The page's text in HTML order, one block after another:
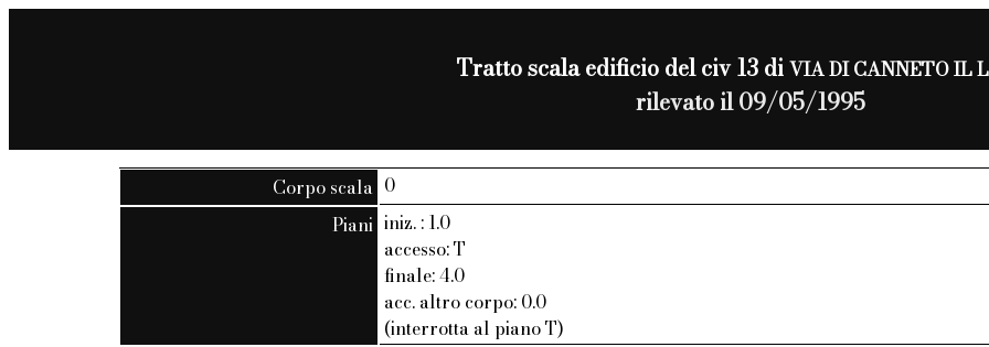
Tratto scala edificio del civ 13 diVIA DI CANNETO IL
rilevato il 09/05/1995
Corpo scala 0
Piani iniz. : 1.0
accesso: T
finale: 4.0
acc. altro corpo: 0.0
(interrotta al piano T)